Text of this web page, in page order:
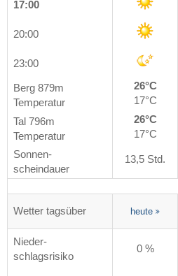
17:00
20:00
23:00
Berg 879m
Temperatur
26°C
17°C
Tal 796m
Temperatur
26°C
17°C
Sonnen-
scheindauer
13,5 Std.
Wetter tagsüber heute
Nieder-
schlagsrisiko
0 %